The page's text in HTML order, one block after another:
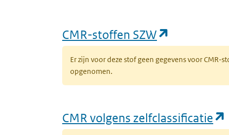
CMR-stoffen SZW
Er zijn voor deze stof geen gegevens voor
opgenomen.
CMR volgens zelfclassificatie